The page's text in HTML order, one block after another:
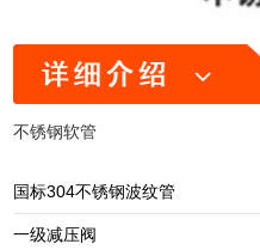
不锈钢软管
国标304不锈钢波纹管
一级减压阀